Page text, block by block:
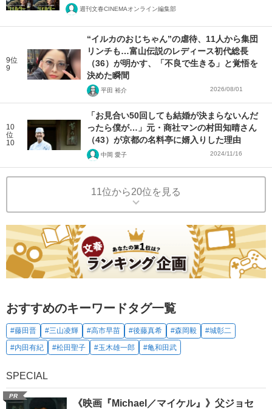
週刊文春CINEMAオンライン編集部
9位
9
“イルカのおじちゃん”の虐待、11人から集団
リンチも…富山伝説のレディース初代総長
（36）が明かす、「不良で生きる」と覚悟を
決めた瞬間
平田 裕介 2026/08/01
10
位
10
「お見合い50回しても結婚が決まらないんだ
ったら僕が…」元・商社マンの村田知晴さん
（43）が京都の名料亭に婿入りした理由
中岡 愛子 2024/11/16
11位から20位を見る
おすすめのキーワードタグ一覧
#藤田晋 #三山凌輝 #高市早苗 #後藤真希 #森岡毅
#城彰二
#内田有紀
#松田聖子 #玉木雄一郎 #亀和田武
SPECIAL
PR
《映画『Michael／マイケル』》父ジョセ